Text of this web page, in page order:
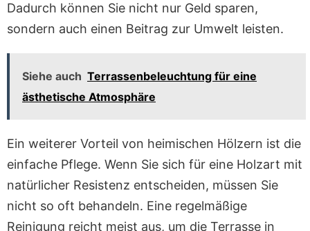
Dadurch können Sie nicht nur Geld sparen,
sondern auch einen Beitrag zur Umwelt leisten.
Siehe auch Terrassenbeleuchtung für eine
ästhetische Atmosphäre
Ein weiterer Vorteil von heimischen Hölzern ist die
einfache Pflege. Wenn Sie sich für eine Holzart mit
natürlicher Resistenz entscheiden, müssen Sie
nicht so oft behandeln. Eine regelmäßige
Reinigung reicht meist aus, um die Terrasse in